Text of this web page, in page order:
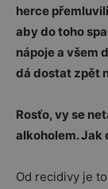
herce
aby do toho
nápoje a všem
dá dostat zpět
Rosťo, vy se
alkoholem. Jak
Od recidivy je